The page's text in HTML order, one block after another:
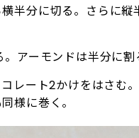
半分に切る。さらに
アーモンドは半分に割
レート2かけをはさむ
様に巻く。